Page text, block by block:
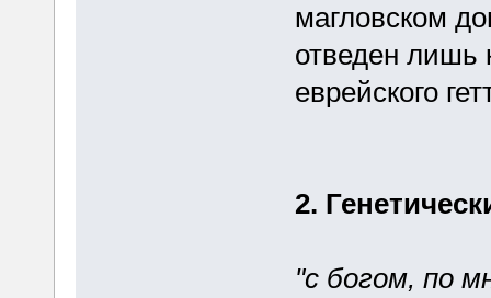
магловском
отведен лишь
еврейского
2.
"с богом, по